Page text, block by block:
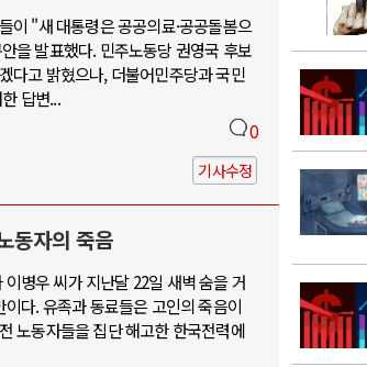
이 "새 대통령은 공공의료·공공돌봄으
을 발표했다. 민주노동당 권영국 후보
다고 밝혔으나, 더불어민주당과 국민
답변...
0
기사수정
동자의 죽음
병우 씨가 지난달 22일 새벽 숨을 거
다. 유족과 동료들은 고인의 죽음이
노동자들을 집단 해고한 한국전력에